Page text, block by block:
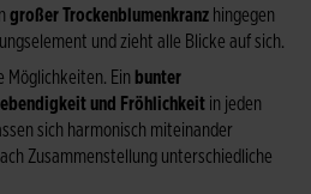
großer Trockenblumenkranz hingegen
und zieht alle Blicke auf sich.
Möglichkeiten. Ein bunter
und Fröhlichkeit in jeden
sich harmonisch miteinander
Zusammenstellung unterschiedliche